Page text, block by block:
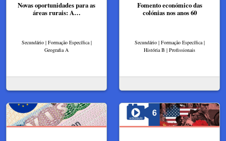
Novas oportunidades para as
áreas rurais: A…
Secundário | Formação Específica |
Geografia A
Fomento económico das
colónias nos anos 60
Secundário | Formação Específica |
História B | Profissionais